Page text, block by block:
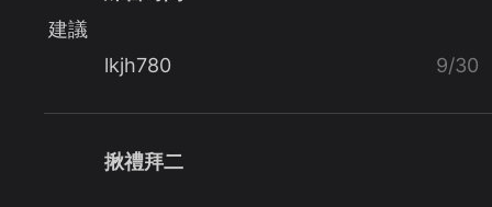
建議
lkjh780 9/30
揪禮拜二